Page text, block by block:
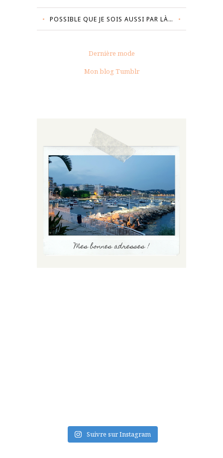
POSSIBLE QUE JE SOIS AUSSI PAR LÀ…
Dernière mode
Mon blog Tumblr
Suivre sur Instagram